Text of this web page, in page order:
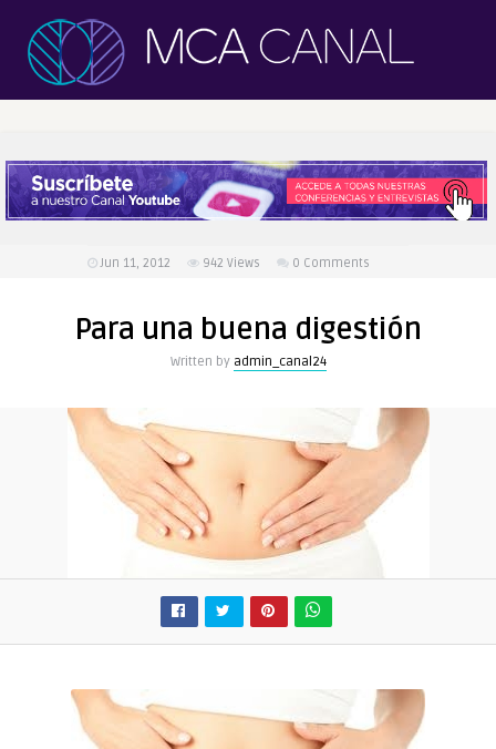
Jun 11, 2012 942 Views 0 Comments
Para una buena digestión
Written by admin_canal24